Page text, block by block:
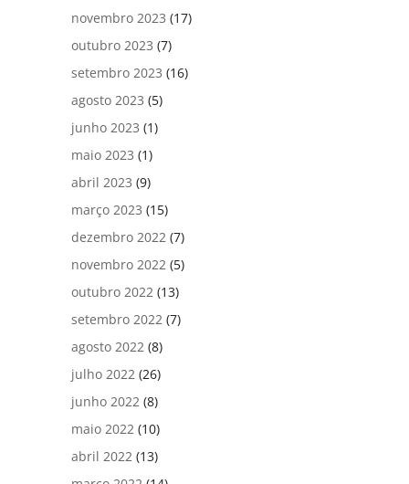
novembro 2023 (17)
outubro 2023 (7)
setembro 2023 (16)
agosto 2023 (5)
junho 2023 (1)
maio 2023 (1)
abril 2023 (9)
março 2023 (15)
dezembro 2022 (7)
novembro 2022 (5)
outubro 2022 (13)
setembro 2022 (7)
agosto 2022 (8)
julho 2022 (26)
junho 2022 (8)
maio 2022 (10)
abril 2022 (13)